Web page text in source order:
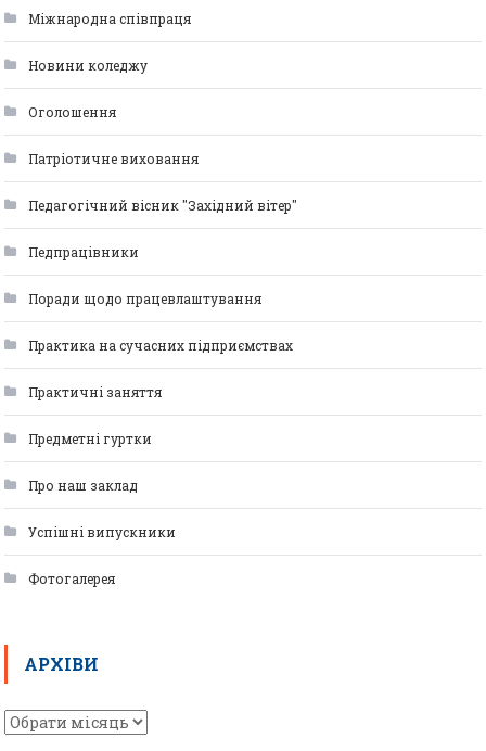
Міжнародна співпраця
Новини коледжу
Оголошення
Патріотичне виховання
Педагогічний вісник "Західний вітер"
Педпрацівники
Поради щодо працевлаштування
Практика на сучасних підприємствах
Практичні заняття
Предметні гуртки
Про наш заклад
Успішні випускники
Фотогалерея
АРХІВИ